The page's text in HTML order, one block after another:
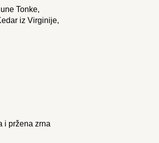
Tonke,
iz Virginije,
i pržena zrna